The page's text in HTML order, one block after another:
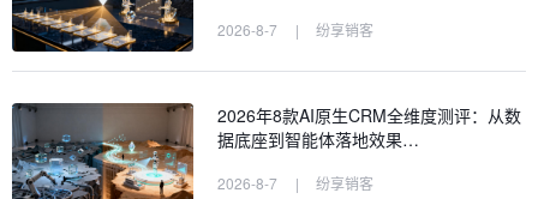
2026-8-7 | 纷享销客
2026年8款AI原生CRM全维度测评：从数
据底座到智能体落地效果…
2026-8-7 | 纷享销客